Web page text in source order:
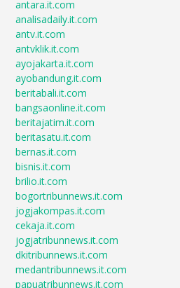
antara.it.com
analisadaily.it.com
antv.it.com
antvklik.it.com
ayojakarta.it.com
ayobandung.it.com
beritabali.it.com
bangsaonline.it.com
beritajatim.it.com
beritasatu.it.com
bernas.it.com
bisnis.it.com
brilio.it.com
bogortribunnews.it.com
jogjakompas.it.com
cekaja.it.com
jogjatribunnews.it.com
dkitribunnews.it.com
medantribunnews.it.com
papuatribunnews.it.com